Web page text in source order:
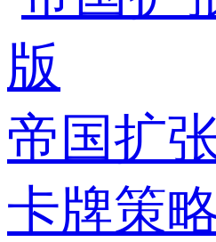
帝国扩
卡牌策